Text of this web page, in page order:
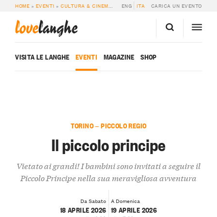
HOME » EVENTI »CULTURA & CINEMA » IL PICCOLO PRINCIPE
ENG ITA CARICA UN EVENTO
lovelanghe
VISITA LE LANGHE EVENTI MAGAZINE SHOP
TORINO — PICCOLO REGIO
Il piccolo principe
Vietato ai grandi! I bambini sono invitati a seguire il
Piccolo Principe nella sua meravigliosa avventura
Da Sabato
18 APRILE 2026
A Domenica
19 APRILE 2026